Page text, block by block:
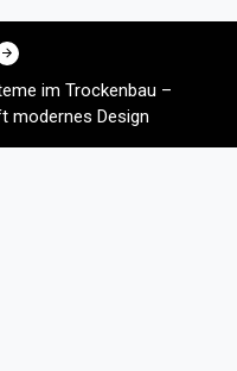
im Trockenbau –
modernes Design